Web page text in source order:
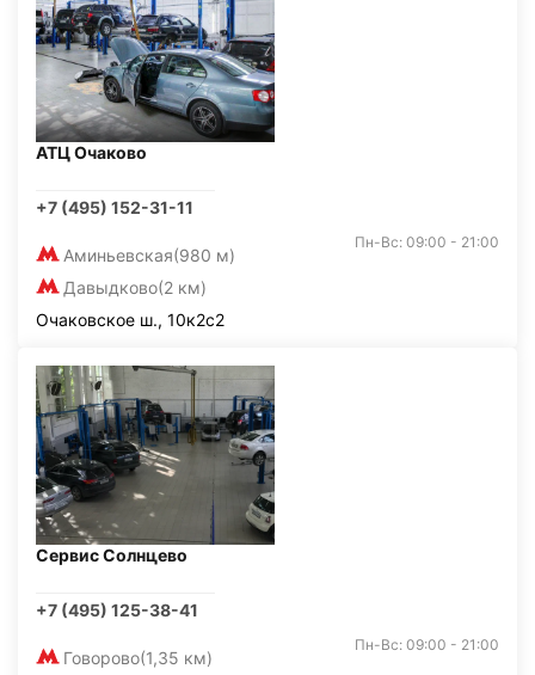
АТЦ Очаково
+7 (495) 152-31-11
Аминьевская(980 м)
Давыдково(2 км)
Пн-Вс: 09:00 - 21:00
Очаковское ш., 10к2с2
Сервис Солнцево
+7 (495) 125-38-41
Говорово(1,35 км)
Пн-Вс: 09:00 - 21:00